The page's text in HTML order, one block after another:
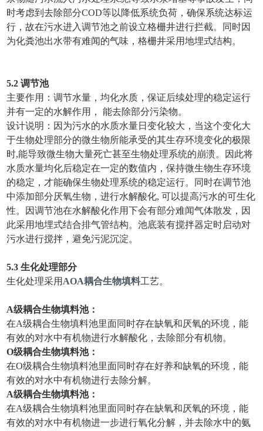
时考虑到去除部分COD等以降低系统负荷，确保系统达标运
行，故在污水进入调节池之前设立格栅井进行拦截。同时因
为化粪池出水带有难闻的气味，格栅井采用地埋式结构。
5.2 调节池
主要作用：调节水量，均化水质，保证后续处理的稳定运行
并有一定的水解作用， 能去除部分污染物。
设计说明：因为污水的水质水量日变化较大，当这个变化大
于生物处理部分的微生物所能承受的其生存环境变化的极限
时,能导致微生物大量死亡甚至生物处理系统的崩溃。因此将
水质水量均化后稳定在一定的数值内，保持微生物生存环境
的稳定，才能确保生物处理系统的稳定运行。同时在调节池
中添加部分厌氧生物，进行水解酸化, 可以提高污水的可生化
性。因调节池在水解酸化作用下会有部分难闻气体散发，因
此采用地埋式结合排气管结构。池底装有搅拌器定时启动对
污水进行搅拌，避免污泥沉淀。
5.3 生化处理部分
生化处理采用 AOA耦合生物填料工艺。
A级耦合生物填料池：
在A级耦合生物填料池里面同时存在缺氧和厌氧的环境，能
有效的对水中有机物进行水解酸化，去除部分有机物。
O级耦合生物填料池：
在O级耦合生物填料池里面同时存在好养和缺氧的环境，能
有效的对水中有机物进行去除分解。
A级耦合生物填料池：
在A级耦合生物填料池里面同时存在缺氧和厌氧的环境，能
有效的对水中有机物进一步进行氧化分解，并去除水中的氨